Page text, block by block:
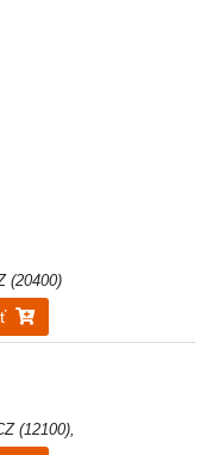
(20400)
(12100),